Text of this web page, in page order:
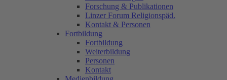
Forschung & Publikationen
Linzer Forum Religionspäd.
Kontakt & Personen
Fortbildung
Fortbildung
Weiterbildung
Personen
Kontakt